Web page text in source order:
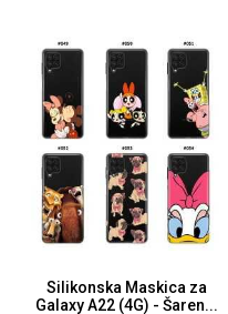
Silikonska Maskica za
Galaxy A22 (4G) - Šaren...